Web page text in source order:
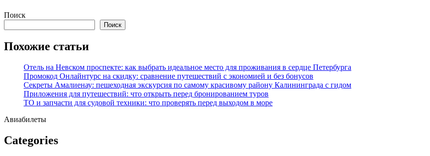
Перейти
содержимому
Поиск
Поиск
Похожие статьи
Отель на Невском проспекте: как выбрать идеальное место для проживания в сердце Петербурга
Промокод Онлайнтурс на скидку: сравнение путешествий с экономией и без бонусов
Секреты Амалиенау: пешеходная экскурсия по самому красивому району Калининграда с гидом
Приложения для путешествий: что открыть перед бронированием туров
ТО и запчасти для судовой техники: что проверять перед выходом в море
Авиабилеты
Categories